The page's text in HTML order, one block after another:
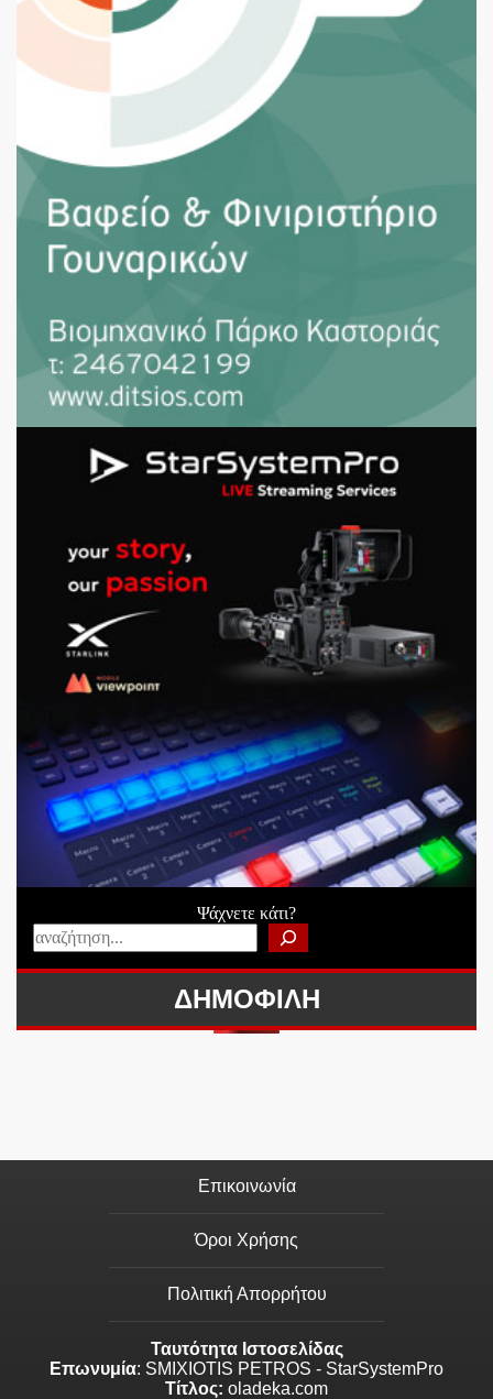
Ψάχνετε κάτι?
ΔΗΜΟΦΙΛΗ
Επικοινωνία
Όροι Χρήσης
Πολιτική Απορρήτου
Ταυτότητα Ιστοσελίδας
Επωνυμία: SMIXIOTIS PETROS - StarSystemPro
Τίτλος: oladeka.com